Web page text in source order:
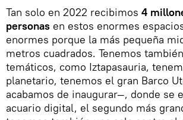
Tan solo en 2022 recibimos 4
personas en estos enormes
enormes porque la más pequeña
metros cuadrados. Tenemos
temáticos, como Iztapasauria,
planetario, tenemos el gran Barco
acabamos de inaugurar—, donde se
acuario digital, el segundo más